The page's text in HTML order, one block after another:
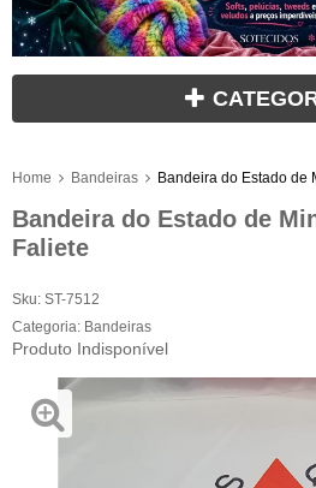
Home Bandeiras Bandeira do Estado de
Bandeira do Estado de
Faliete
Sku: ST-7512
Categoria: Bandeiras
Produto Indisponível